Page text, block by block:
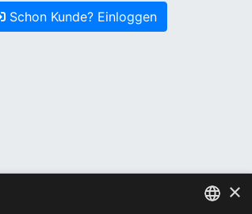
Schon Kunde? Einloggen
×